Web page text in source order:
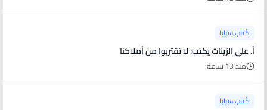
كُتاب سرايا
أ. علي الزينات يكتب: لا تقتربوا من أملاكنا
منذ 13 ساعة
كُتاب سرايا